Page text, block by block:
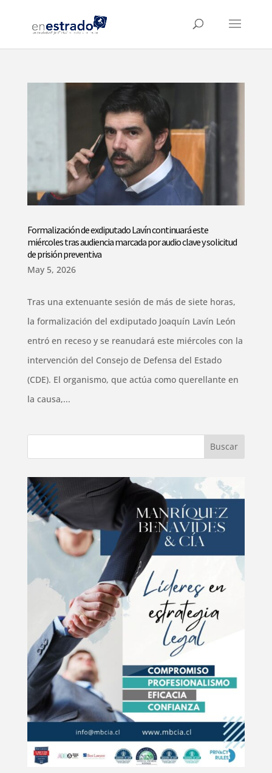
Formalización de exdiputado Lavín continuará este
miércoles tras audiencia marcada por audio clave y solicitud
de prisión preventiva
May 5, 2026
Tras una extenuante sesión de más de siete horas,
la formalización del exdiputado Joaquín Lavín León
entró en receso y se reanudará este miércoles con la
intervención del Consejo de Defensa del Estado
(CDE). El organismo, que actúa como querellante en
la causa,...